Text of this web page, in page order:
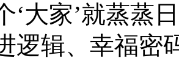
‘大家’就蒸蒸
逻辑、幸福密